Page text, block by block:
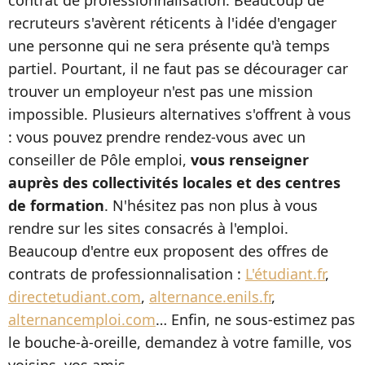
recruteurs s'avèrent réticents à l'idée d'engager
une personne qui ne sera présente qu'à temps
partiel. Pourtant, il ne faut pas se décourager car
trouver un employeur n'est pas une mission
impossible. Plusieurs alternatives s'offrent à vous
: vous pouvez prendre rendez-vous avec un
conseiller de Pôle emploi, vous renseigner
auprès des collectivités locales et des centres
de formation. N'hésitez pas non plus à vous
rendre sur les sites consacrés à l'emploi.
Beaucoup d'entre eux proposent des offres de
contrats de professionnalisation : L'étudiant.fr,
directetudiant.com, alternance.enils.fr,
alternancemploi.com… Enfin, ne sous-estimez pas
le bouche-à-oreille, demandez à votre famille, vos